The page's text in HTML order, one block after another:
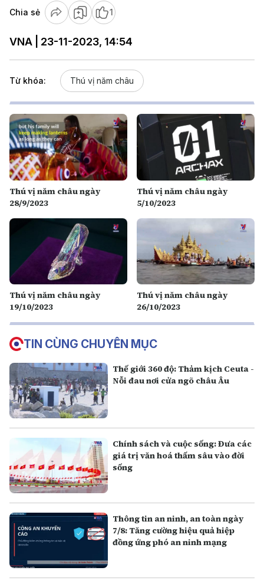
Chia sẻ 1
VNA | 23-11-2023, 14:54
Từ khóa: Thú vị năm châu
Thú vị năm châu ngày
28/9/2023
Thú vị năm châu ngày
5/10/2023
Thú vị năm châu ngày
19/10/2023
Thú vị năm châu ngày
26/10/2023
TIN CÙNG CHUYÊN MỤC
Thế giới 360 độ: Thảm kịch Ceuta -
Nỗi đau nơi cửa ngõ châu Âu
Chính sách và cuộc sống: Đưa các
giá trị văn hoá thấm sâu vào đời
sống
Thông tin an ninh, an toàn ngày
7/8: Tăng cường hiệu quả hiệp
đồng ứng phó an ninh mạng